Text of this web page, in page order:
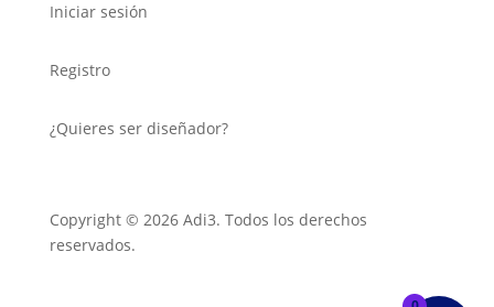
Iniciar sesión
Registro
¿Quieres ser diseñador?
Copyright © 2026 Adi3. Todos los derechos
reservados.